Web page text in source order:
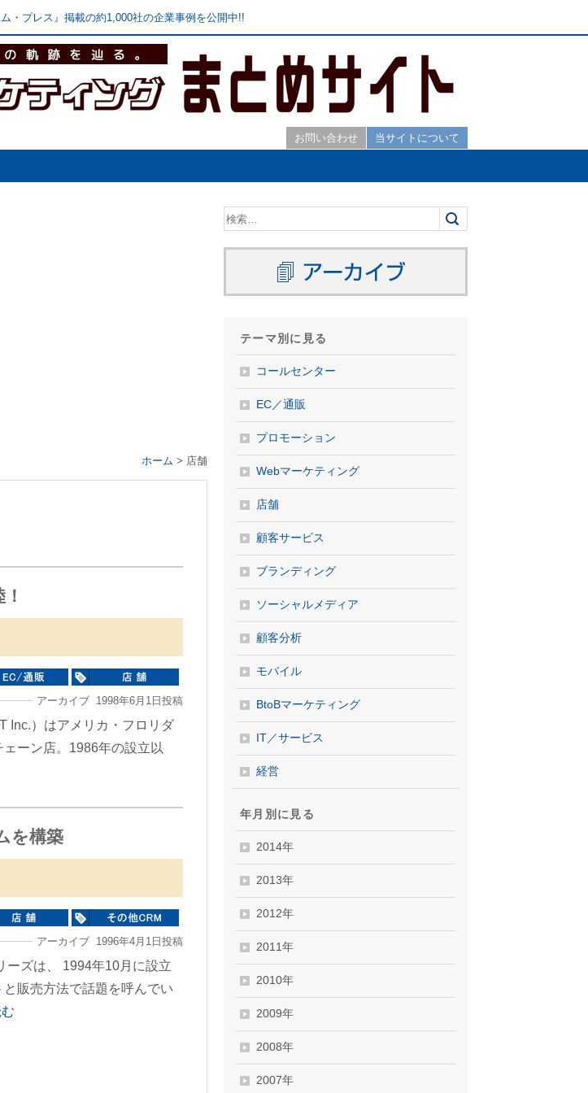
・プレス』掲載の約1,000社の企業事例を公開中!!
お問い合わせ 当サイトについて
ホーム > 店舗
アーカイブ 1998年6月1日投稿
Inc.）はアメリカ・フロリダ
ーン店。1986年の設立以
を構築
アーカイブ 1996年4月1日投稿
ズは、 1994年10月に設立
販売方法で話題を呼んでい
テーマ別に見る
コールセンター
EC／通販
プロモーション
Webマーケティング
店舗
顧客サービス
ブランディング
ソーシャルメディア
顧客分析
モバイル
BtoBマーケティング
IT／サービス
経営
年月別に見る
2014年
2013年
2012年
2011年
2010年
2009年
2008年
2007年